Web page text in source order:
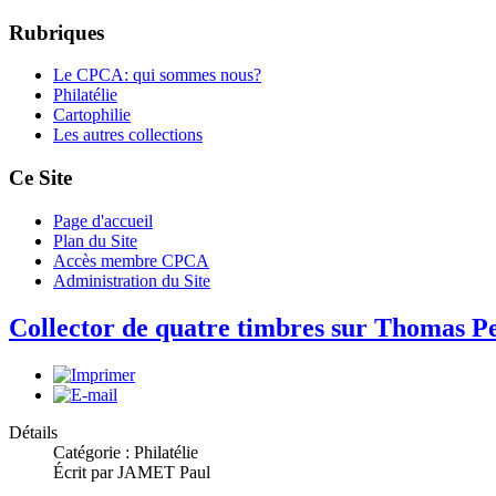
Rubriques
Le CPCA: qui sommes nous?
Philatélie
Cartophilie
Les autres collections
Ce Site
Page d'accueil
Plan du Site
Accès membre CPCA
Administration du Site
Collector de quatre timbres sur Thomas
Détails
Catégorie : Philatélie
Écrit par JAMET Paul